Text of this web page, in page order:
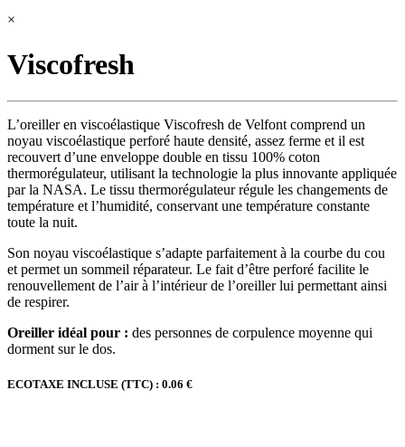
×
Viscofresh
L’oreiller en viscoélastique Viscofresh de Velfont comprend un
noyau viscoélastique perforé haute densité, assez ferme et il est
recouvert d’une enveloppe double en tissu 100% coton
thermorégulateur, utilisant la technologie la plus innovante appliquée
par la NASA. Le tissu thermorégulateur régule les changements de
température et l’humidité, conservant une température constante
toute la nuit.
Son noyau viscoélastique s’adapte parfaitement à la courbe du cou
et permet un sommeil réparateur. Le fait d’être perforé facilite le
renouvellement de l’air à l’intérieur de l’oreiller lui permettant ainsi
de respirer.
Oreiller idéal pour : des personnes de corpulence moyenne qui
dorment sur le dos.
ECOTAXE INCLUSE (TTC) : 0.06 €